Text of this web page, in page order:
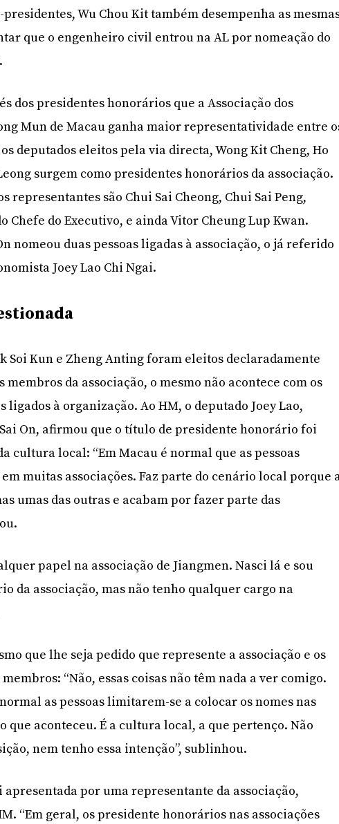
Wu Chou Kit também desempenha as
que o engenheiro civil entrou na AL por nomeação do
dos presidentes honorários que a Associação dos
Mun de Macau ganha maior representatividade entre
deputados eleitos pela via directa, Wong Kit Cheng, Ho
surgem como presidentes honorários da associação.
representantes são Chui Sai Cheong, Chui Sai Peng,
Chefe do Executivo, e ainda Vitor Cheung Lup Kwan.
nomeou duas pessoas ligadas à associação, o já referido
Joey Lao Chi Ngai.
Soi Kun e Zheng Anting foram eleitos declaradamente
da associação, o mesmo não acontece com os
ligados à organização. Ao HM, o deputado Joey Lao,
On, afirmou que o título de presidente honorário foi
cultura local: “Em Macau é normal que as pessoas
muitas associações. Faz parte do cenário local porque
umas das outras e acabam por fazer parte das
papel na associação de Jiangmen. Nasci lá e sou
da associação, mas não tenho qualquer cargo na
que lhe seja pedido que represente a associação e os
“Não, essas coisas não têm nada a ver comigo.
as pessoas limitarem-se a colocar os nomes nas
que aconteceu. É a cultura local, a que pertenço. Não
nem tenho essa intenção”, sublinhou.
apresentada por uma representante da associação,
“Em geral, os presidente honorários nas associações